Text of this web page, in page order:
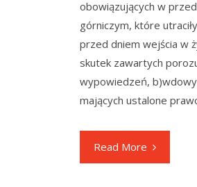
obowiązujących w
górniczym, które
przed dniem wejścia w
skutek zawartych
wypowiedzeń,
mających ustalone
Read More